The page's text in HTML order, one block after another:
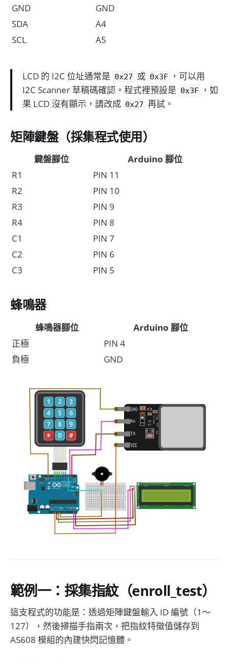
GND
GND
SDA
A4
SCL
A5
LCD 的 I2C 位址通常是 0x27 或 0x3F
，可以用
I2C Scanner 草稿碼確認。程式裡預設是 0x3F
，如
果 LCD 沒有顯示，請改成 0x27 再試。
矩陣鍵盤（採集程式使用）
鍵盤腳位
Arduino 腳位
R1
PIN 11
R2
PIN 10
R3
PIN 9
R4
PIN 8
C1
PIN 7
C2
PIN 6
C3
PIN 5
蜂鳴器
蜂鳴器腳位
Arduino 腳位
正極
PIN 4
負極
GND
範例一：採集指紋（enroll_test）
這支程式的功能是：透過矩陣鍵盤輸入 ID 編號（1～
127），然後掃描手指兩次，把指紋特徵值儲存到
AS608 模組的內建快閃記憶體。